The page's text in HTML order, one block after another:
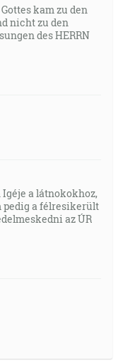
kam zu den
nicht zu den
des HERRN
Igéje a látnokokhoz,
pedig a félresikerült
az ÚR